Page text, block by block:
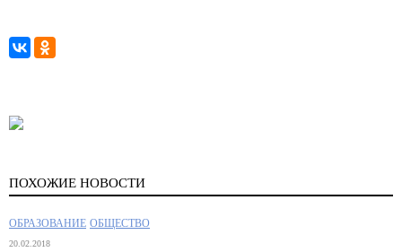
ПОХОЖИЕ НОВОСТИ
ОБРАЗОВАНИЕ ОБЩЕСТВО
20.02.2018